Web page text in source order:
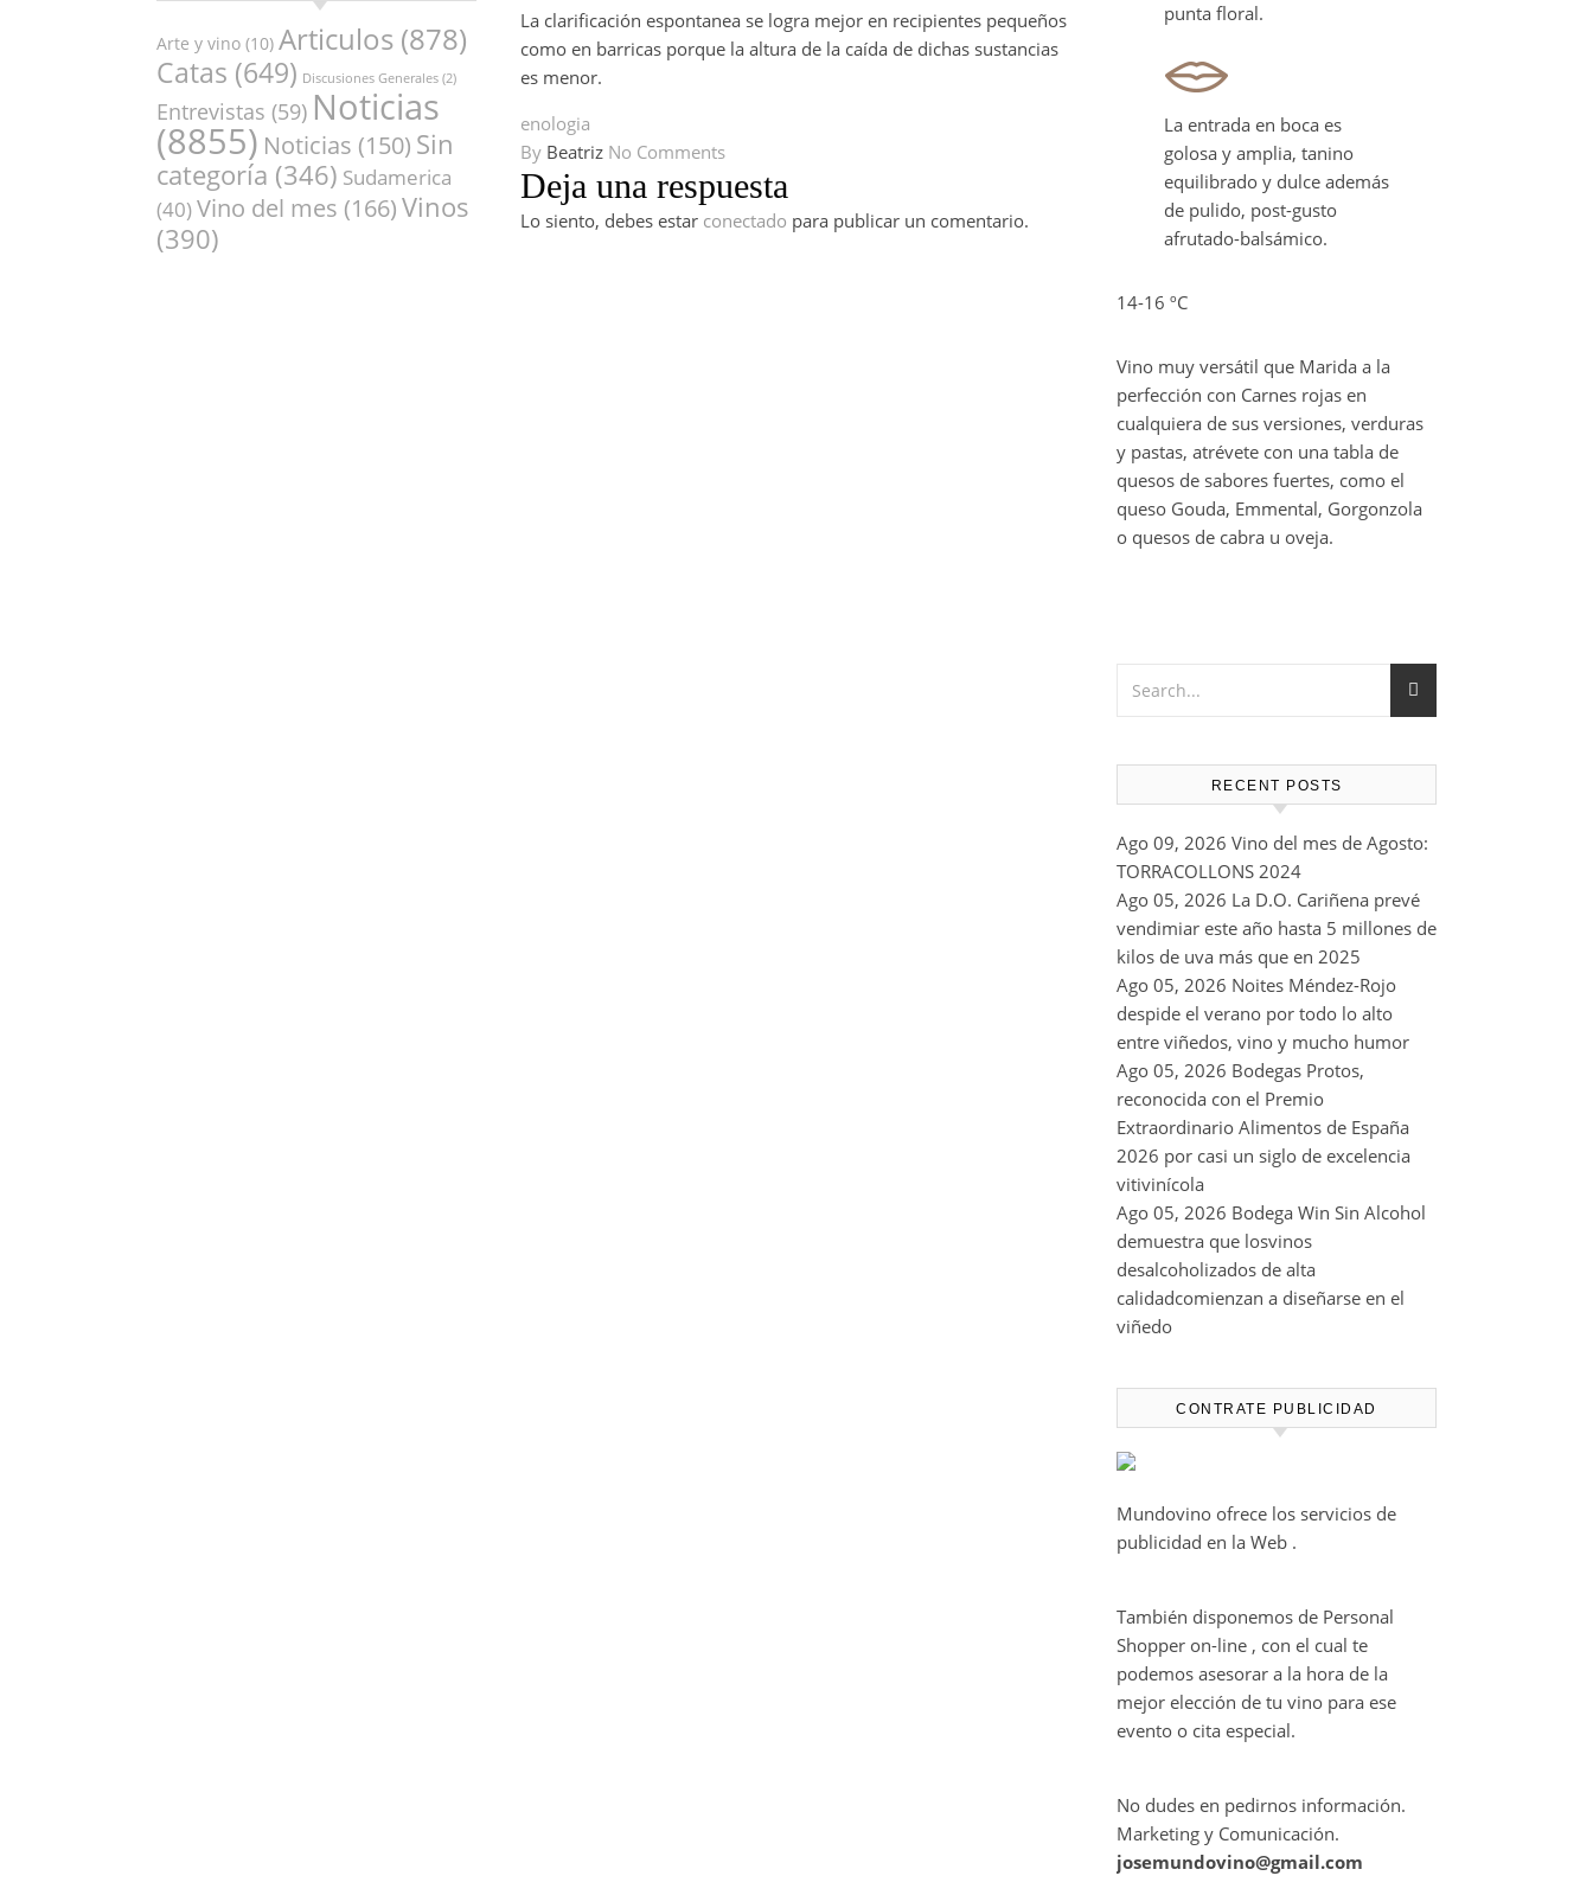
Arte y vino (10) Articulos (878)
Catas (649) Discusiones Generales (2)
Entrevistas (59) Noticias
(8855) Noticias (150) Sin
categoría (346) Sudamerica
(40)Vino del mes (166)Vinos
(390)
La clarificación espontanea se logra mejor en recipientes pequeños
como en barricas porque la altura de la caída de dichas sustancias
es menor.
enologia
By Beatriz No Comments
Deja una respuesta
Lo siento, debes estar conectado para publicar un comentario.
punta floral.
La entrada en boca es
golosa y amplia, tanino
equilibrado y dulce además
de pulido, post-gusto
afrutado-balsámico.
14-16 ºC
Vino muy versátil que Marida a la
perfección con Carnes rojas en
cualquiera de sus versiones, verduras
y pastas, atrévete con una tabla de
quesos de sabores fuertes, como el
queso Gouda, Emmental, Gorgonzola
o quesos de cabra u oveja.
RECENT POSTS
Ago 09, 2026 Vino del mes de Agosto:
TORRACOLLONS 2024
Ago 05, 2026 La D.O. Cariñena prevé
vendimiar este año hasta 5 millones de
kilos de uva más que en 2025
Ago 05, 2026 Noites Méndez-Rojo
despide el verano por todo lo alto
entre viñedos, vino y mucho humor
Ago 05, 2026 Bodegas Protos,
reconocida con el Premio
Extraordinario Alimentos de España
2026 por casi un siglo de excelencia
vitivinícola
Ago 05, 2026 Bodega Win Sin Alcohol
demuestra que losvinos
desalcoholizados de alta
calidadcomienzan a diseñarse en el
viñedo
CONTRATE PUBLICIDAD
Mundovino ofrece los servicios de
publicidad en la Web .
También disponemos de Personal
Shopper on-line , con el cual te
podemos asesorar a la hora de la
mejor elección de tu vino para ese
evento o cita especial.
No dudes en pedirnos información.
Marketing y Comunicación.
josemundovino@gmail.com